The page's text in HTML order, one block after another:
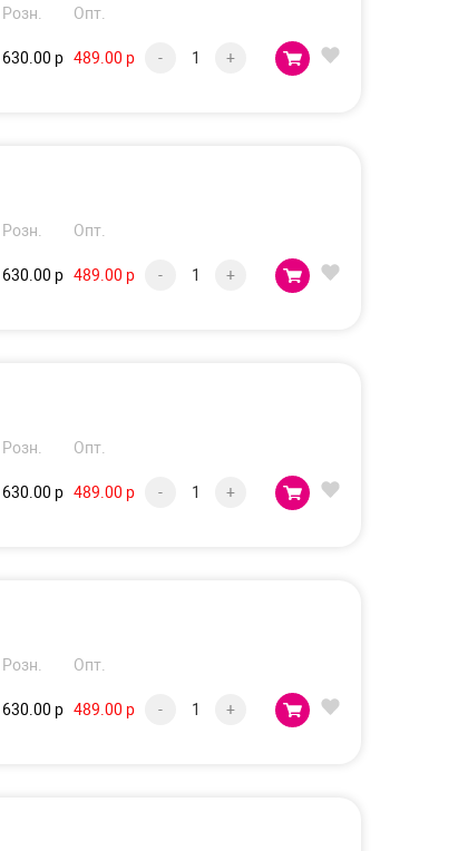
Розн. Опт.
630.00 р 489.00 р - +
Розн. Опт.
630.00 р 489.00 р - +
Розн. Опт.
630.00 р 489.00 р - +
Розн. Опт.
630.00 р 489.00 р - +